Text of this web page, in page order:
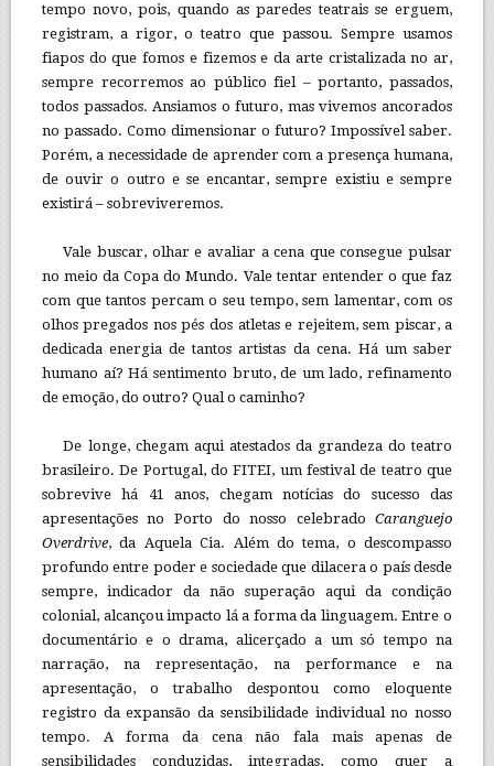
tempo novo, pois, quando as paredes teatrais se erguem,
registram, a rigor, o teatro que passou. Sempre usamos
fiapos do que fomos e fizemos e da arte cristalizada no ar,
sempre recorremos ao público fiel – portanto, passados,
todos passados. Ansiamos o futuro, mas vivemos ancorados
no passado. Como dimensionar o futuro? Impossível saber.
Porém, a necessidade de aprender com a presença humana,
de ouvir o outro e se encantar, sempre existiu e sempre
existirá – sobreviveremos.
Vale buscar, olhar e avaliar a cena que consegue pulsar
no meio da Copa do Mundo. Vale tentar entender o que faz
com que tantos percam o seu tempo, sem lamentar, com os
olhos pregados nos pés dos atletas e rejeitem, sem piscar, a
dedicada energia de tantos artistas da cena. Há um saber
humano aí? Há sentimento bruto, de um lado, refinamento
de emoção, do outro? Qual o caminho?
De longe, chegam aqui atestados da grandeza do teatro
brasileiro. De Portugal, do FITEI, um festival de teatro que
sobrevive há 41 anos, chegam notícias do sucesso das
apresentações no Porto do nosso celebradoCaranguejo
Overdrive, da Aquela Cia. Além do tema, o descompasso
profundo entre poder e sociedade que dilacera o país desde
sempre, indicador da não superação aqui da condição
colonial, alcançou impacto lá a forma da linguagem. Entre o
documentário e o drama, alicerçado a um só tempo na
narração, na representação, na performance e na
apresentação, o trabalho despontou como eloquente
registro da expansão da sensibilidade individual no nosso
tempo. A forma da cena não fala mais apenas de
sensibilidades conduzidas, integradas, como quer a